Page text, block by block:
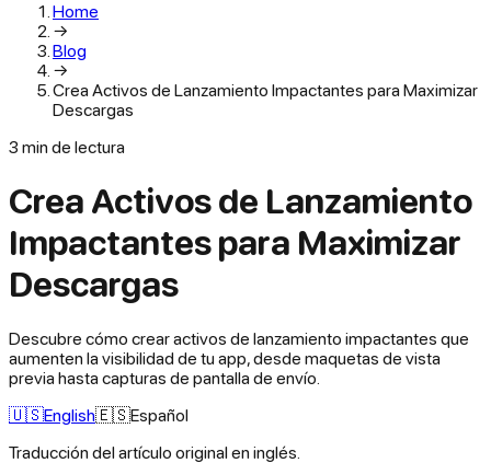
Home
→
Blog
→
Crea Activos de Lanzamiento Impactantes para Maximizar
Descargas
3 min de lectura
Crea Activos de Lanzamiento
Impactantes para Maximizar
Descargas
Descubre cómo crear activos de lanzamiento impactantes que
aumenten la visibilidad de tu app, desde maquetas de vista
previa hasta capturas de pantalla de envío.
🇺🇸English🇪🇸Español
Traducción del artículo original en inglés.